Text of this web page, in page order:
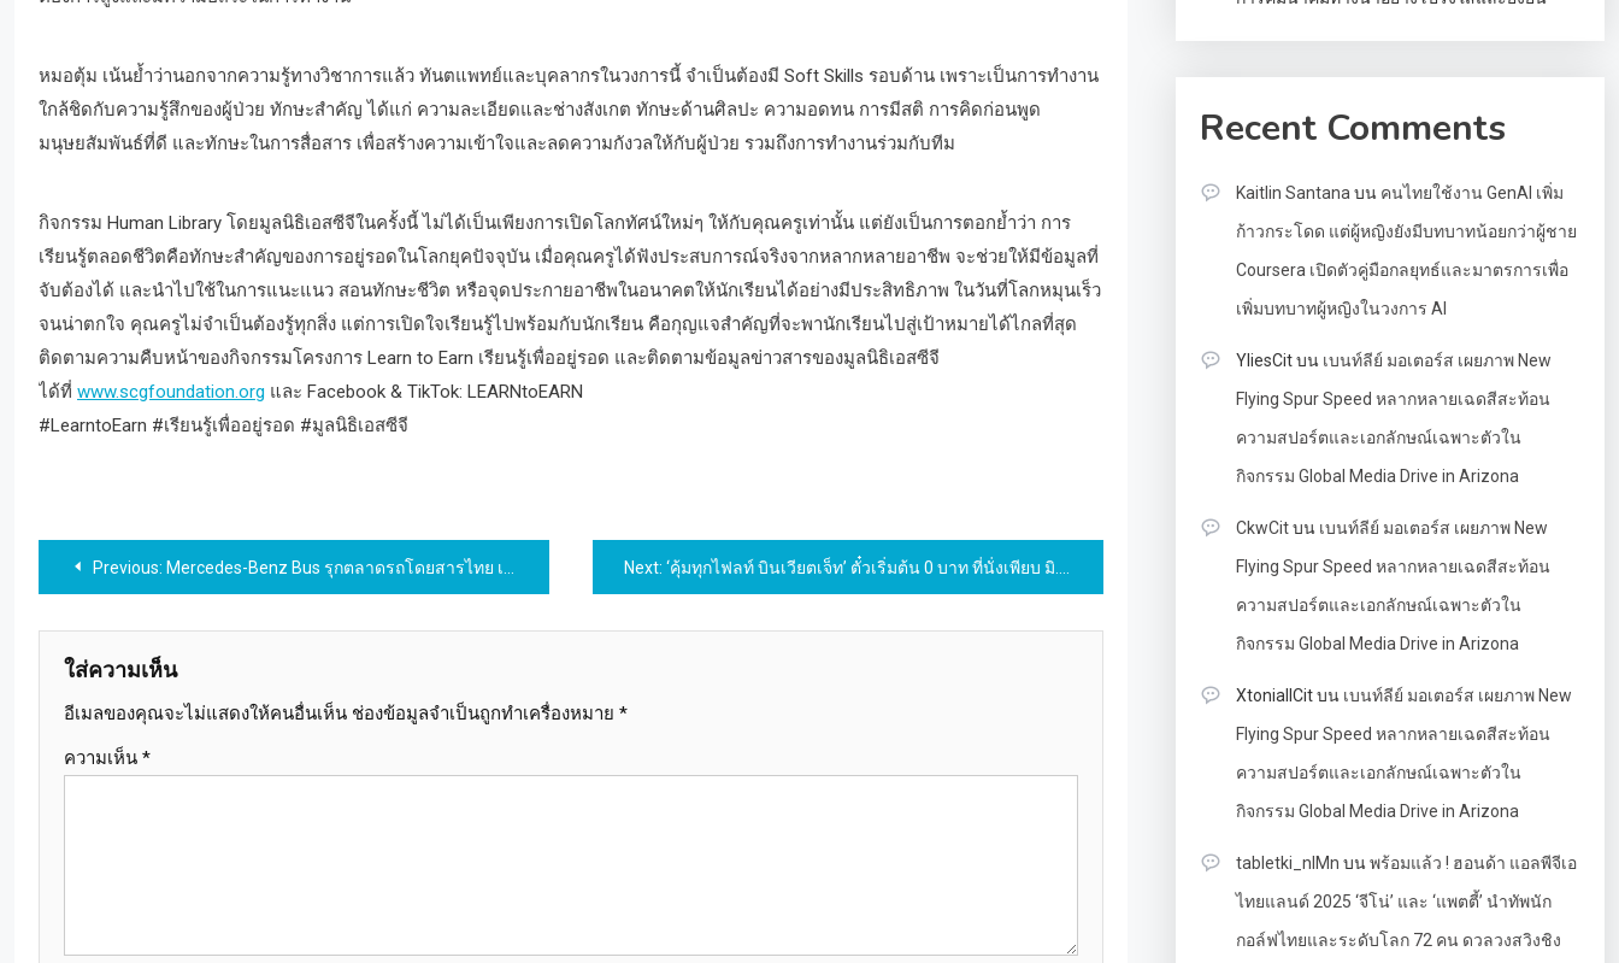
หมอตุ้ม เน้นย้ำว่านอกจากความรู้ทางวิชาการแล้ว ทันตแพทย์และบุคลากรในวงการนี้ จำเป็นต้องมี Soft Skills รอบด้าน เพราะเป็นการทำงาน
ใกล้ชิดกับความรู้สึกของผู้ป่วย ทักษะสำคัญ ได้แก่ ความละเอียดและช่างสังเกต ทักษะด้านศิลปะ ความอดทน การมีสติ การคิดก่อนพูด
มนุษยสัมพันธ์ที่ดี และทักษะในการสื่อสาร เพื่อสร้างความเข้าใจและลดความกังวลให้กับผู้ป่วย รวมถึงการทำงานร่วมกับทีม
กิจกรรม Human Library โดยมูลนิธิเอสซีจีในครั้งนี้ ไม่ได้เป็นเพียงการเปิดโลกทัศน์ใหม่ๆ ให้กับคุณครูเท่านั้น แต่ยังเป็นการตอกย้ำว่า การ
เรียนรู้ตลอดชีวิตคือทักษะสำคัญของการอยู่รอดในโลกยุคปัจจุบัน เมื่อคุณครูได้ฟังประสบการณ์จริงจากหลากหลายอาชีพ จะช่วยให้มีข้อมูลที่
จับต้องได้ และนำไปใช้ในการแนะแนว สอนทักษะชีวิต หรือจุดประกายอาชีพในอนาคตให้นักเรียนได้อย่างมีประสิทธิภาพ ในวันที่โลกหมุนเร็ว
จนน่าตกใจ คุณครูไม่จำเป็นต้องรู้ทุกสิ่ง แต่การเปิดใจเรียนรู้ไปพร้อมกับนักเรียน คือกุญแจสำคัญที่จะพานักเรียนไปสู่เป้าหมายได้ไกลที่สุด
ติดตามความคืบหน้าของกิจกรรมโครงการ Learn to Earn เรียนรู้เพื่ออยู่รอด และติดตามข้อมูลข่าวสารของมูลนิธิเอสซีจี
ได้ที่ www.scgfoundation.org และ Facebook & TikTok: LEARNtoEARN
#LearntoEarn #เรียนรู้เพื่ออยู่รอด #มูลนิธิเอสซีจี
แนะแนว
เรื่อง
Previous: Mercedes-Benz Bus รุกตลาดรถโดยสารไทย เปิดตัว RS1936 รถบัสสำเร็จรูปครั้งแรก Next: ‘คุ้มทุกไฟลท์ บินเวียตเจ็ท’ ตั๋วเริ่มต้น 0 บาท ที่นั่งเพียบ มิ.ย. – ก.ย. นี้
ใส่ความเห็น
อีเมลของคุณจะไม่แสดงให้คนอื่นเห็น ช่องข้อมูลจำเป็นถูกทำเครื่องหมาย *
ความเห็น *
Recent Comments
Kaitlin Santana บน คนไทยใช้งาน GenAI เพิ่ม
ก้าวกระโดด แต่ผู้หญิงยังมีบทบาทน้อยกว่าผู้ชาย
Coursera เปิดตัวคู่มือกลยุทธ์และมาตรการเพื่อ
เพิ่มบทบาทผู้หญิงในวงการ AI
YliesCitบน เบนท์ลีย์ มอเตอร์ส เผยภาพ New
Flying Spur Speed หลากหลายเฉดสีสะท้อน
ความสปอร์ตและเอกลักษณ์เฉพาะตัวใน
กิจกรรม Global Media Drive in Arizona
CkwCitบน เบนท์ลีย์ มอเตอร์ส เผยภาพ New
Flying Spur Speed หลากหลายเฉดสีสะท้อน
ความสปอร์ตและเอกลักษณ์เฉพาะตัวใน
กิจกรรม Global Media Drive in Arizona
XtoniallCitบน เบนท์ลีย์ มอเตอร์ส เผยภาพ New
Flying Spur Speed หลากหลายเฉดสีสะท้อน
ความสปอร์ตและเอกลักษณ์เฉพาะตัวใน
กิจกรรม Global Media Drive in Arizona
tabletki_nlMn บนพร้อมแล้ว ! ฮอนด้า แอลพีจีเอ
ไทยแลนด์ 2025 ‘จีโน่’ และ ‘แพตตี้’ นำทัพนัก
กอล์ฟไทยและระดับโลก 72 คน ดวลวงสวิงชิง